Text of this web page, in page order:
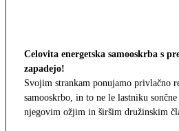
Celovita energetska samooskrba s
zapadejo!
Svojim strankam ponujamo privlačno
samooskrbo, in to ne le lastniku
njegovim ožjim in širšim družinskim